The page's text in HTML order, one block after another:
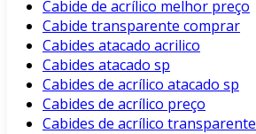
Cabide de acrílico melhor preço
Cabide transparente comprar
Cabides atacado acrilico
Cabides atacado sp
Cabides de acrílico atacado sp
Cabides de acrílico preço
Cabides de acrílico transparente